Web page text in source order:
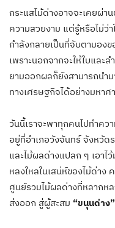
กระแสไม้ด่างอาจจะเคยผ่า
ความสวยงาม แต่รู้หรือไม่ว่
กำลังกลายเป็นที่จับตามองข
เพราะนอกจากจะให้ใบแล
ยามออกผลก็ยังสามารถนำ
ทางเศรษฐกิจได้อย่างมหาศ
วันนี้เราจะพาทุกคนไปทำคว
อยู่ที่อำเภอวังจันทร์ จังหวั
และไม้ผลด่างแปลก ๆ เอา
หลงใหลในเสน่ห์ของไม้ด่า
ศูนย์รวมไม้ผลด่างที่หลากห
ส่งออก สู่ผู้สะสม “ขนุนด่าง”